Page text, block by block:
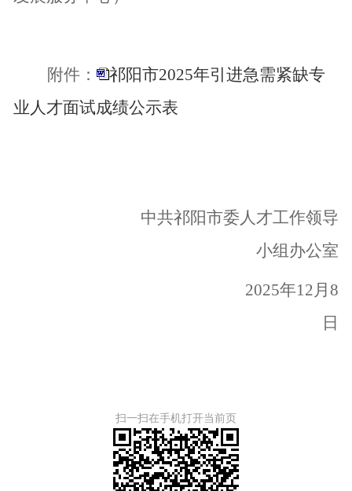
附件：
祁阳市2025年引进急需紧缺专
业人才面试成绩公示表
中共祁阳市委人才工作领导
小组办公室
2025年12月 8
日
扫一扫在手机打开当前页